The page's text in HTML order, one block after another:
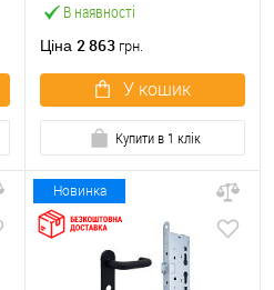
В наявності
червоний із замком та
Ціна 2 863 грн.
У кошик
Купити в 1 клік
Новинка